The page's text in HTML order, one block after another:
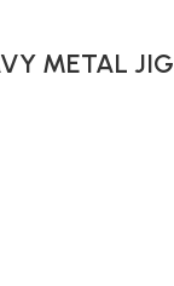
METAL JIG